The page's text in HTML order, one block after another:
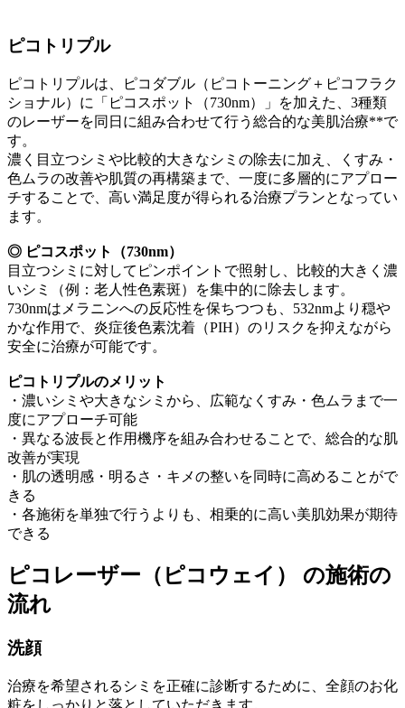
ピコトリプル
ピコトリプルは、ピコダブル（ピコトーニング＋ピコフラク
ショナル）に「ピコスポット（730nm）」を加えた、3種類
のレーザーを同日に組み合わせて行う総合的な美肌治療**で
す。
濃く目立つシミや比較的大きなシミの除去に加え、くすみ・
色ムラの改善や肌質の再構築まで、一度に多層的にアプロー
チすることで、高い満足度が得られる治療プランとなってい
ます。
◎ ピコスポット（730nm）
目立つシミに対してピンポイントで照射し、比較的大きく濃
いシミ（例：老人性色素斑）を集中的に除去します。
730nmはメラニンへの反応性を保ちつつも、532nmより穏や
かな作用で、炎症後色素沈着（PIH）のリスクを抑えながら
安全に治療が可能です。
ピコトリプルのメリット
・濃いシミや大きなシミから、広範なくすみ・色ムラまで一
度にアプローチ可能
・異なる波長と作用機序を組み合わせることで、総合的な肌
改善が実現
・肌の透明感・明るさ・キメの整いを同時に高めることがで
きる
・各施術を単独で行うよりも、相乗的に高い美肌効果が期待
できる
ピコレーザー（ピコウェイ） の施術の
流れ
洗顔
治療を希望されるシミを正確に診断するために、全顔のお化
粧をしっかりと落としていただきます。